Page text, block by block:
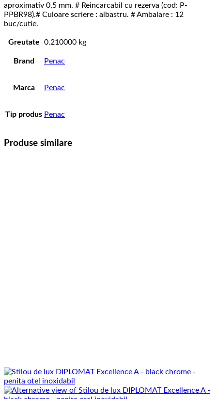
aproximativ 0,5 mm. # Reincarcabil cu rezerva (cod: P-
PPBR98).# Culoare scriere : albastru. # Ambalare : 12
buc/cutie.
Greutate 0.210000 kg
Brand Penac
Marca Penac
Tip produs Penac
Produse similare